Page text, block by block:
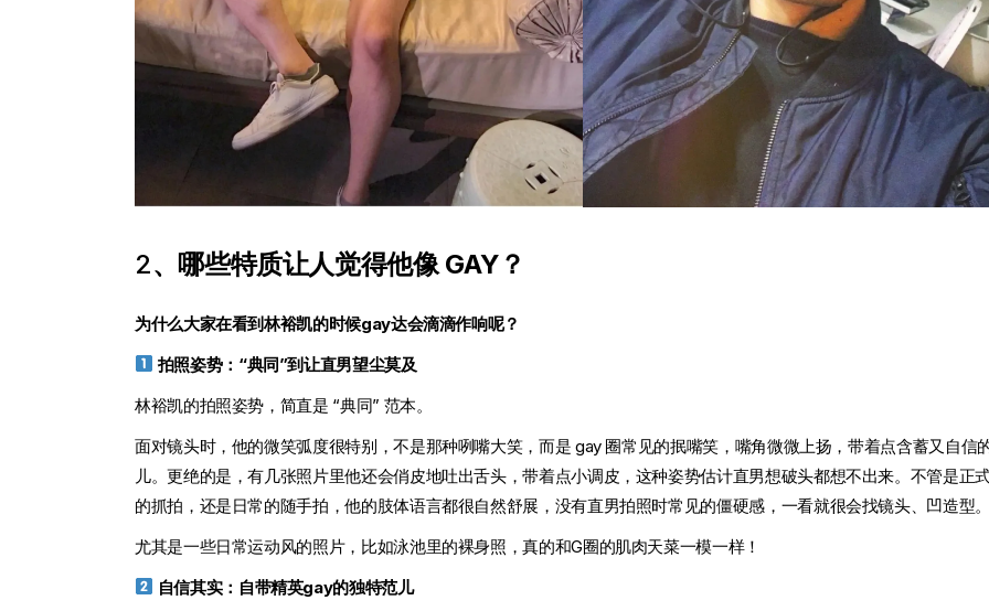
2、哪些特质让人觉得他像 GAY？
为什么大家在看到林裕凯的时候gay达会滴滴作响呢？
拍照姿势：“典同”到让直男望尘莫及
林裕凯的拍照姿势，简直是 “典同” 范本。
面对镜头时，他的微笑弧度很特别，不是那种咧嘴大笑，而是 gay 圈常见的抿嘴笑，嘴角微微上扬，带着点含蓄又自信
儿。更绝的是，有几张照片里他还会俏皮地吐出舌头，带着点小调皮，这种姿势估计直男想破头都想不出来。不管是正
的抓拍，还是日常的随手拍，他的肢体语言都很自然舒展，没有直男拍照时常见的僵硬感，一看就很会找镜头、凹造型
尤其是一些日常运动风的照片，比如泳池里的裸身照，真的和G圈的肌肉天菜一模一样！
自信其实：自带精英gay的独特范儿